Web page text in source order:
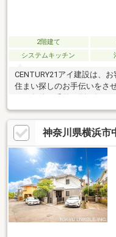
2階建て
システムキッチン
CENTURY21アイ建設は、
住まい探しのお手伝いをさ
れ。だからこそマニュアル
メイドのサポートを。物件
者として並走させていただ
まずはご相談ください。グ
報量で、きっとお客様の
すいいちばん分かりやす
ークへCENTURY21アイ建設
神奈川県横浜市